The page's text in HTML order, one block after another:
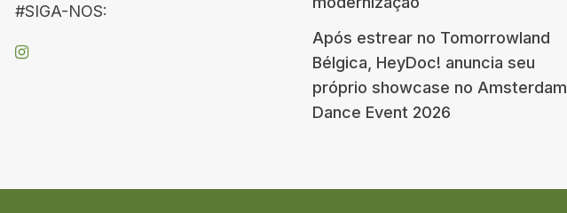
#SIGA-NOS:
Após estrear no Tomorrowland
Bélgica, HeyDoc! anuncia seu
próprio showcase no Amsterdam
Dance Event 2026